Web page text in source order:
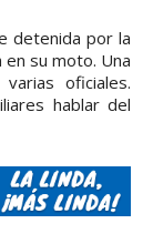
detenida por la
su moto. Una
oficiales.
hablar del